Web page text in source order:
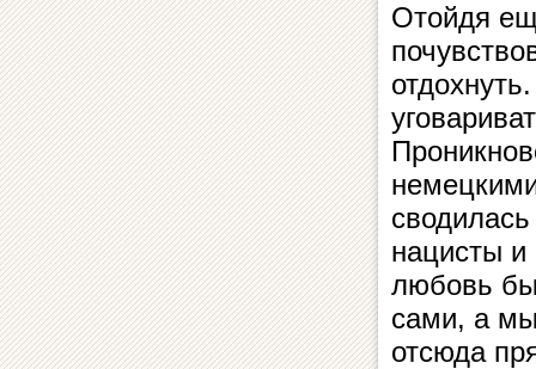
Отойдя
нацисты
любовь
сами, а
отсюда